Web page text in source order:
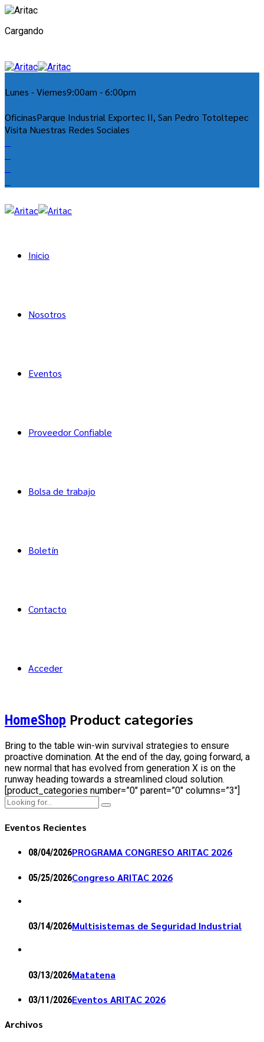
Cargando
Lunes - Viernes9:00am - 6:00pm
OficinasParque Industrial Exportec II, San Pedro Totoltepec
Visita Nuestras Redes Sociales
Inicio
Nosotros
Eventos
Proveedor Confiable
Bolsa de trabajo
Boletín
Contacto
Acceder
HomeShop Product categories
Bring to the table win-win survival strategies to ensure
proactive domination. At the end of the day, going forward, a
new normal that has evolved from generation X is on the
runway heading towards a streamlined cloud solution.
[product_categories number=”0″ parent=”0″ columns=”3″]
Eventos Recientes
08/04/2026PROGRAMA CONGRESO ARITAC 2026
05/25/2026Congreso ARITAC 2026
03/14/2026Multisistemas de Seguridad Industrial
03/13/2026Matatena
03/11/2026Eventos ARITAC 2026
Archivos